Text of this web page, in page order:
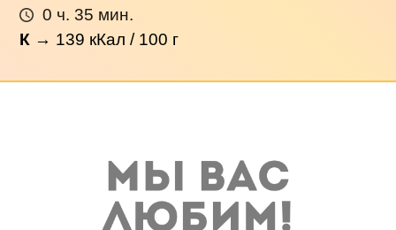
0 ч. 35 мин.
К → 139 кКал / 100 г